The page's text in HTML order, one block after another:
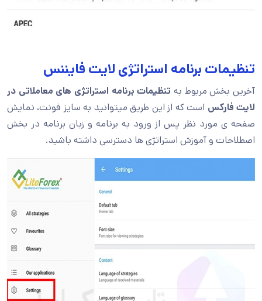
تنظیمات برنامه استراتژی لایت فایننس
آخرین بخش مربوط به تنظیمات برنامه استراتژی های معاملاتی در
لایت فارکس است که از این طریق میتوانید به سایز فونت، نمایش
صفحه ی مورد نظر پس از ورود به برنامه و زبان برنامه در بخش
اصطلاحات و آموزش استراتژی ها دسترسی داشته باشید.